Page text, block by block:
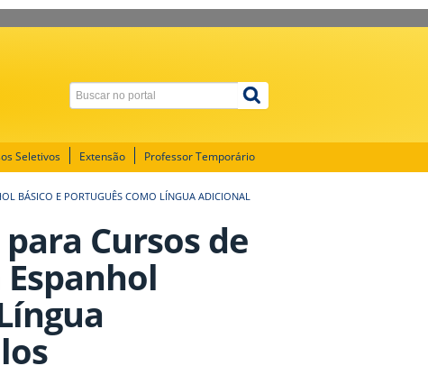
Seletivos Extensão Professor Temporário
BÁSICO E PORTUGUÊS COMO LÍNGUA ADICIONAL
Cursos de